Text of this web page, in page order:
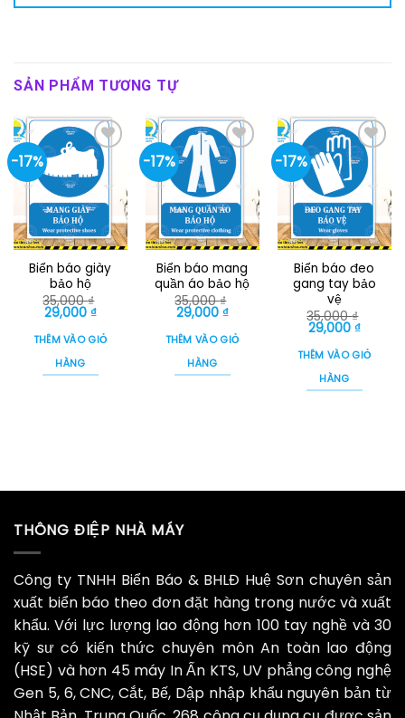
SẢN PHẨM TƯƠNG TỰ
-17%
Biển báo giày
bảo hộ
35,000₫
Giá
gốc
là:
35,000 ₫.
29,000 ₫Giá
tại
là:
THÊM VÀO GIỎ
HÀNG
-17%
Biển báo mang
quần áo bảo hộ
35,000₫
Giá
gốc
là:
35,000 ₫.
29,000 ₫Giá
tại
là:
THÊM VÀO GIỎ
HÀNG
-17%
Biển báo đeo
gang tay bảo
vệ
35,000₫
Giá
gốc
là:
35,000 ₫.
29,000 ₫Giá
tại
là:
THÊM VÀO GIỎ
HÀNG
THÔNG ĐIỆP NHÀ MÁY
Công ty TNHH Biển Báo & BHLĐ Huệ Sơn chuyên sản
xuất biển báo theo đơn đặt hàng trong nước và xuất
khẩu. Với lực lượng lao động hơn 100 tay nghề và 30
kỹ sư có kiến thức chuyên môn An toàn lao động
(HSE) và hơn 45 máy In Ấn KTS, UV phẳng công nghệ
Gen 5, 6, CNC, Cắt, Bế, Dập nhập khẩu nguyên bản từ